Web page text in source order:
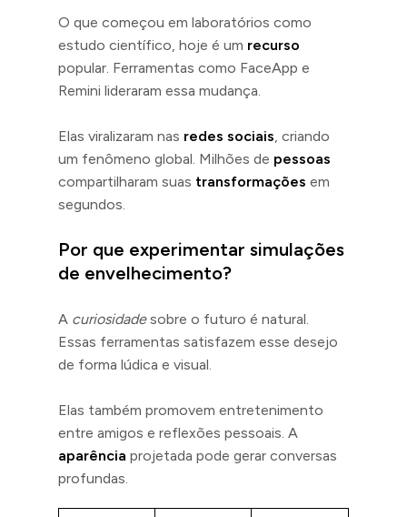
O que começou em laboratórios como
estudo científico, hoje é um recurso
popular. Ferramentas como FaceApp e
Remini lideraram essa mudança.
Elas viralizaram nas redes sociais, criando
um fenômeno global. Milhões de pessoas
compartilharam suas transformações em
segundos.
Por que experimentar simulações
de envelhecimento?
A curiosidadesobre o futuro é natural.
Essas ferramentas satisfazem esse desejo
de forma lúdica e visual.
Elas também promovem entretenimento
entre amigos e reflexões pessoais. A
aparência projetada pode gerar conversas
profundas.